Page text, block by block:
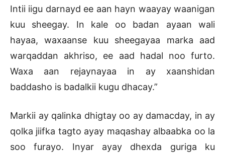
Intii iigu darnayd ee aan hayn waayay waanigan
kuu sheegay. In kale oo badan ayaan wali
hayaa, waxaanse kuu sheegayaa marka aad
warqaddan akhriso, ee aad hadal noo furto.
Waxa aan rejaynayaa in ay xaanshidan
baddasho is badalkii kugu dhacay.”
Markii ay qalinka dhigtay oo ay damacday, in ay
qolka jiifka tagto ayay maqashay albaabka oo la
soo furayo. Inyar ayay dhexda guriga ku